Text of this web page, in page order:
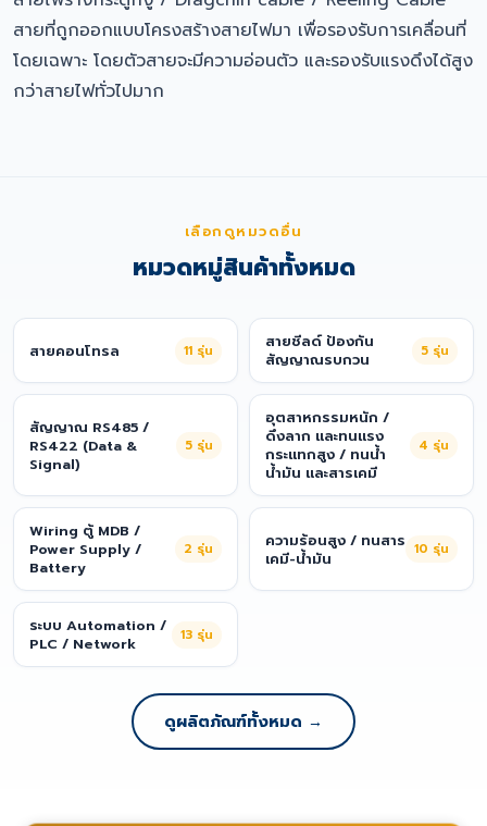
สายที่ถูกออกแบบโครงสร้างสายไฟมา เพื่อรองรับการเคลื่อนที่
โดยเฉพาะ โดยตัวสายจะมีความอ่อนตัว และรองรับแรงดึงได้สูง
กว่าสายไฟทั่วไปมาก
เลือกดูหมวดอื่น
หมวดหมู่สินค้าทั้งหมด
สายคอนโทรล 11 รุ่น
สายชีลด์ ป้องกัน
สัญญาณรบกวน
5 รุ่น
สัญญาณ RS485 /
RS422 (Data &
Signal)
5 รุ่น
อุตสาหกรรมหนัก /
ดึงลาก และทนแรง
กระแทกสูง / ทนน้ำ
น้ำมัน และสารเคมี
4 รุ่น
Wiring ตู้ MDB /
Power Supply /
Battery
2 รุ่น
ความร้อนสูง / ทนสาร
เคมี-น้ำมัน
10 รุ่น
ระบบ Automation /
PLC / Network
13 รุ่น
ดูผลิตภัณฑ์ทั้งหมด →